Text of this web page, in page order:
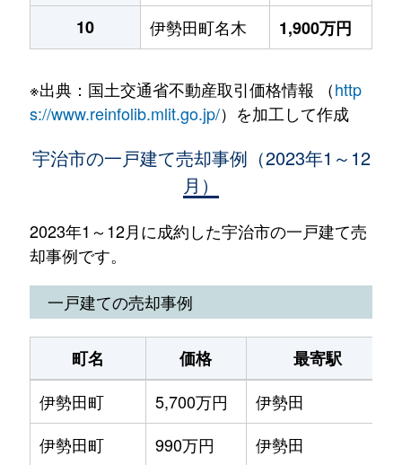
10
伊勢田町名木 1,900万円
※出典：国土交通省不動産取引価格情報 （http
s://www.reinfolib.mlit.go.jp/）を加工して作成
宇治市の一戸建て売却事例（2023年1～12
月）
2023年1～12月に成約した宇治市の一戸建て売
却事例です。
一戸建ての売却事例
町名 価格
最寄駅
伊勢田町
5,700万円 伊勢田
伊勢田町
990万円 伊勢田